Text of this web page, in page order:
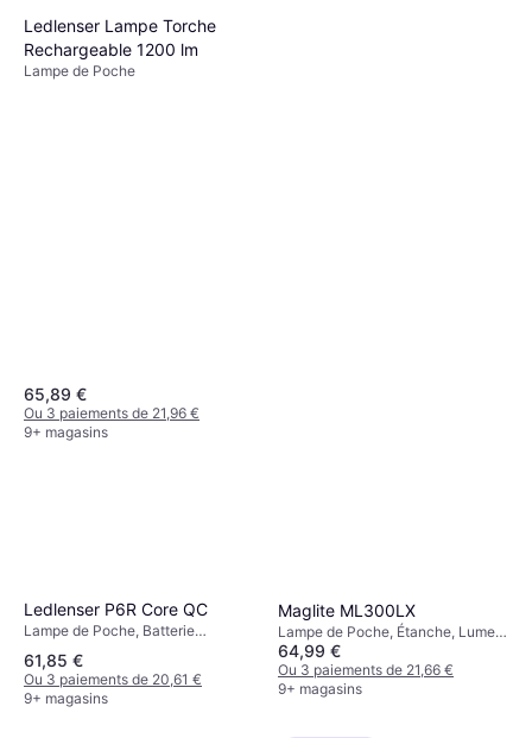
Ledlenser Lampe Torche
Rechargeable 1200 lm
Lampe de Poche
65,89 €
Ou 3 paiements de 21,96 €
9+ magasins
Ledlenser P6R Core QC
Lampe de Poche, Batterie
270, Plage: 335 m, Poids: 207g
61,85 €
Ou 3 paiements de 20,61 €
9+ magasins
Maglite ML300LX
Lampe de Poche, Étanche, Lumen:
625, Plage: 406 m, Poids: 748g
64,99 €
Ou 3 paiements de 21,66 €
9+ magasins